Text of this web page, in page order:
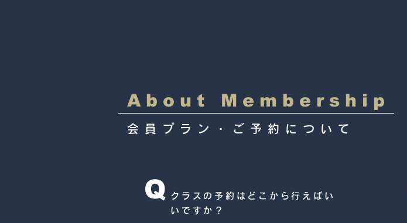
​About Membership
会員プラン・ご予約について
Qクラスの予約はどこから行えばい
いですか？